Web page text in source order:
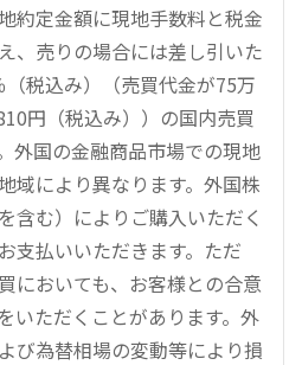
約定金額に現地手数料と税金
、売りの場合には差し引いた
税込み）（売買代金が75万
円（税込み））の国内売買
外国の金融商品市場での現地
域により異なります。外国株
含む）によりご購入いただく
支払いいただきます。ただ
においても、お客様との合意
いただくことがあります。外
び為替相場の変動等により損